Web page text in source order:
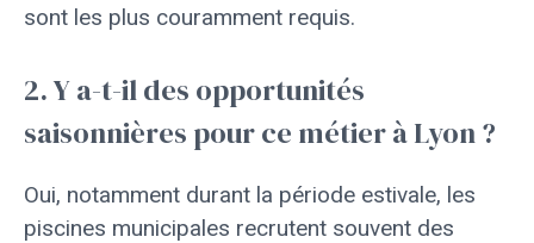
sont les plus couramment requis.
2. Y a-t-il des opportunités
saisonnières pour ce métier à Lyon ?
Oui, notamment durant la période estivale, les
piscines municipales recrutent souvent des